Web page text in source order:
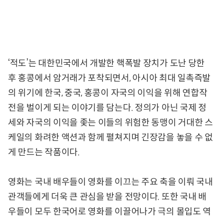
‘적도’는 대한민국에서 개발한 핵폭발 장치가 도난 당한
후 홍콩에서 암거래가 포착되면서, 아시아 최대 일촉즉발
의 위기에 한국, 중국, 홍콩이 자국의 이익을 위해 연합작
전을 벌이게 되는 이야기를 담는다. 정의가 아닌 국제 정
세와 자국의 이익을 좇는 이들의 위험한 동맹이 거대한 스
케일의 화려한 액션과 함께 펼쳐지며 긴장감을 놓을 수 없
게 만드는 작품이다.
영화는 국내 배우들이 영화를 이끄는 주요 축을 이뤄 국내
관객들에게 더욱 큰 관심을 받을 전망이다. 또한 국내 배
우들이 모두 한국어로 영화를 이끌어나가 극의 몰입도 역